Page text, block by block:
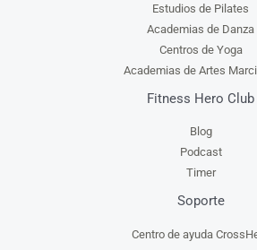
Estudios de Pilates
Academias de Danza
Centros de Yoga
Academias de Artes
Fitness Hero Club
Blog
Podcast
Timer
Soporte
Centro de ayuda